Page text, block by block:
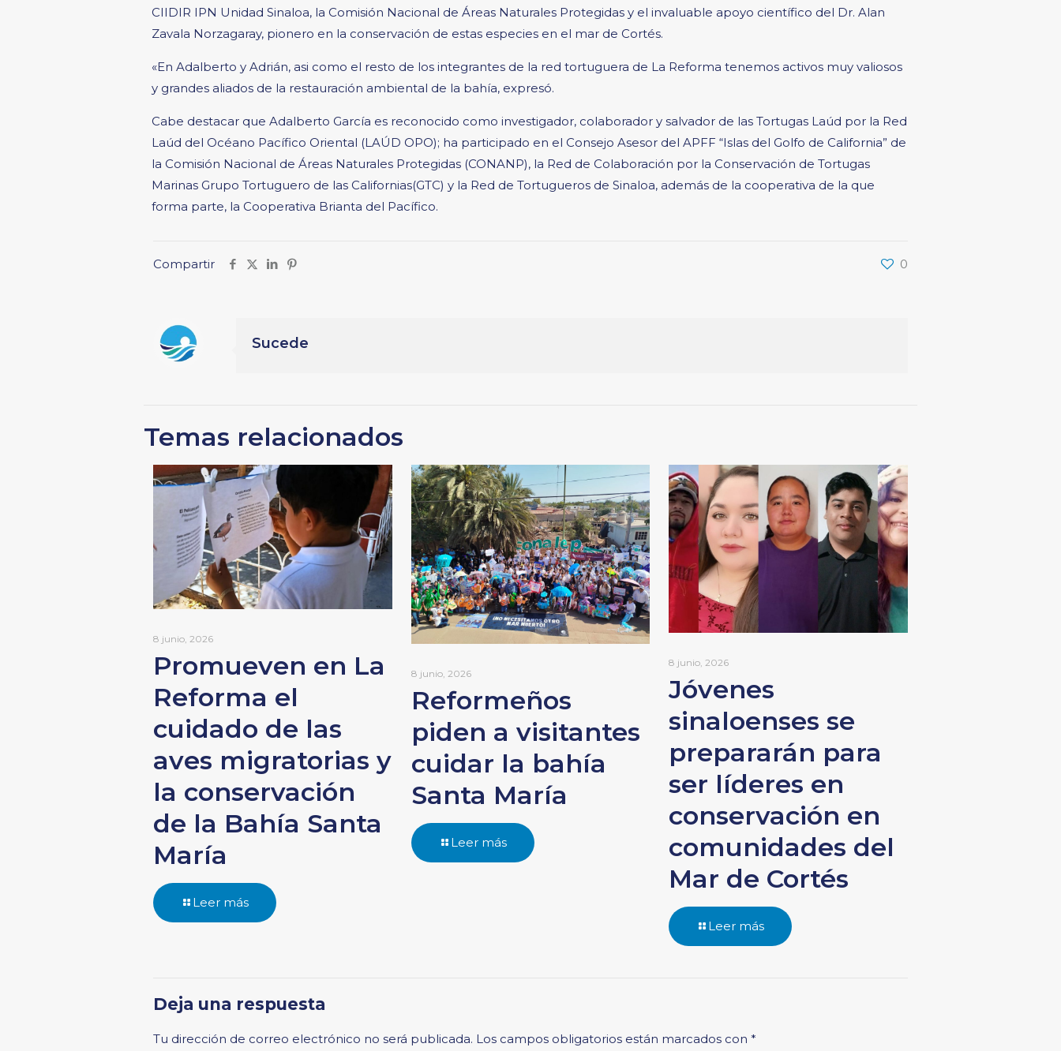
CIIDIR IPN Unidad Sinaloa, la Comisión Nacional de Áreas Naturales Protegidas y el invaluable apoyo científico del Dr. Alan
Zavala Norzagaray, pionero en la conservación de estas especies en el mar de Cortés.
«En Adalberto y Adrián, asi como el resto de los integrantes de la red tortuguera de La Reforma tenemos activos muy valiosos
y grandes aliados de la restauración ambiental de la bahía, expresó.
Cabe destacar que Adalberto García es reconocido como investigador, colaborador y salvador de las Tortugas Laúd por la Red
Laúd del Océano Pacífico Oriental (LAÚD OPO); ha participado en el Consejo Asesor del APFF “Islas del Golfo de California” de
la Comisión Nacional de Áreas Naturales Protegidas (CONANP), la Red de Colaboración por la Conservación de Tortugas
Marinas Grupo Tortuguero de las Californias(GTC) y la Red de Tortugueros de Sinaloa, además de la cooperativa de la que
forma parte, la Cooperativa Brianta del Pacífico.
Compartir 0
Sucede
Temas relacionados
8 junio, 2026
Promueven en La
Reforma el
cuidado de las
aves migratorias y
la conservación
de la Bahía Santa
María
Leer más
8 junio, 2026
Reformeños
piden a visitantes
cuidar la bahía
Santa María
Leer más
8 junio, 2026
Jóvenes
sinaloenses se
prepararán para
ser líderes en
conservación en
comunidades del
Mar de Cortés
Leer más
Deja una respuesta
Tu dirección de correo electrónico no será publicada. Los campos obligatorios están marcados con *